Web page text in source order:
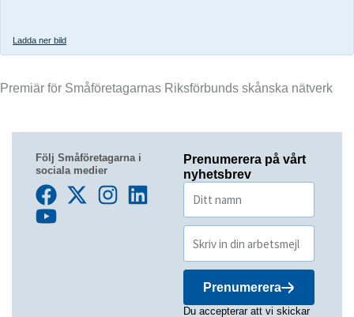
Ladda ner bild
Premiär för Småföretagarnas Riksförbunds skånska nätverk
Följ Småföretagarna i
sociala medier
Prenumerera på vårt
nyhetsbrev
Prenumerera
Du accepterar att vi skickar